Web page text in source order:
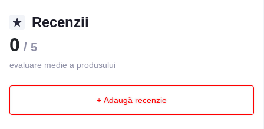
Recenzii
0 / 5
evaluare medie a produsului
+ Adaugă recenzie